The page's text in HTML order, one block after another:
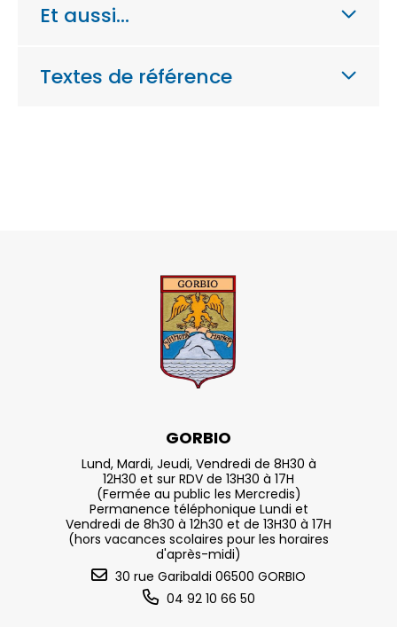
Et aussi…
Textes de référence
GORBIO
Lund, Mardi, Jeudi, Vendredi de 8H30 à
12H30 et sur RDV de 13H30 à 17H
(Fermée au public les Mercredis)
Permanence téléphonique Lundi et
Vendredi de 8h30 à 12h30 et de 13H30 à 17H
(hors vacances scolaires pour les horaires
d'après-midi)
30 rue Garibaldi 06500 GORBIO
04 92 10 66 50